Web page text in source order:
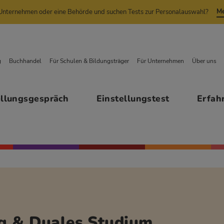
oder eine Behörde und suchen Tests zur Personalauswahl?
Einstellungstest
Buchhandel Für Schulen & Bildungsträger Für Unternehmen Über uns